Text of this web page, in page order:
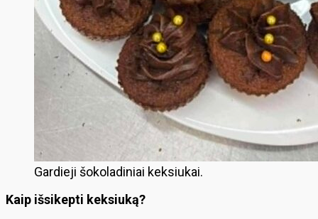
Gardieji šokoladiniai keksiukai.
Kaip išsikepti keksiuką?